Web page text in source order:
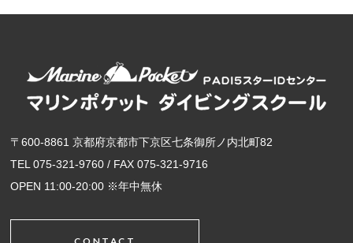
〒600-8861 京都府京都市下京区七条御所ノ内北町82
TEL 075-321-9760 / FAX 075-321-9716
OPEN 11:00-20:00 ※年中無休